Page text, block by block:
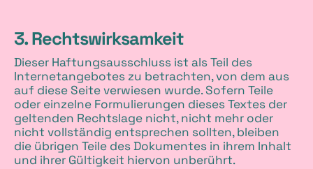
3. Rechtswirksamkeit
Dieser Haftungsausschluss ist als Teil des
Internetangebotes zu betrachten, von dem aus
auf diese Seite verwiesen wurde. Sofern Teile
oder einzelne Formulierungen dieses Textes der
geltenden Rechtslage nicht, nicht mehr oder
nicht vollständig entsprechen sollten, bleiben
die übrigen Teile des Dokumentes in ihrem Inhalt
und ihrer Gültigkeit hiervon unberührt.